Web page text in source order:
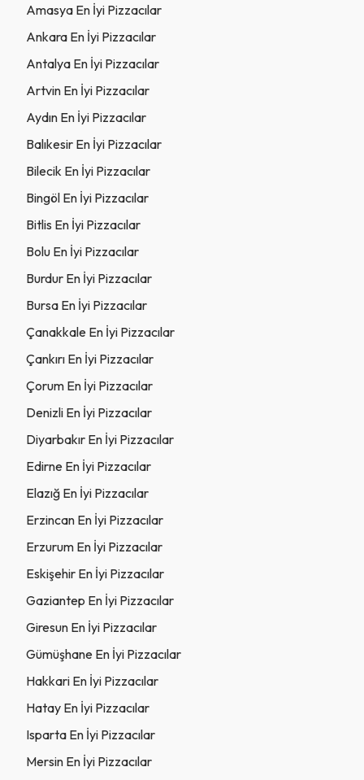
Amasya En İyi Pizzacılar
Ankara En İyi Pizzacılar
Antalya En İyi Pizzacılar
Artvin En İyi Pizzacılar
Aydın En İyi Pizzacılar
Balıkesir En İyi Pizzacılar
Bilecik En İyi Pizzacılar
Bingöl En İyi Pizzacılar
Bitlis En İyi Pizzacılar
Bolu En İyi Pizzacılar
Burdur En İyi Pizzacılar
Bursa En İyi Pizzacılar
Çanakkale En İyi Pizzacılar
Çankırı En İyi Pizzacılar
Çorum En İyi Pizzacılar
Denizli En İyi Pizzacılar
Diyarbakır En İyi Pizzacılar
Edirne En İyi Pizzacılar
Elazığ En İyi Pizzacılar
Erzincan En İyi Pizzacılar
Erzurum En İyi Pizzacılar
Eskişehir En İyi Pizzacılar
Gaziantep En İyi Pizzacılar
Giresun En İyi Pizzacılar
Gümüşhane En İyi Pizzacılar
Hakkari En İyi Pizzacılar
Hatay En İyi Pizzacılar
Isparta En İyi Pizzacılar
Mersin En İyi Pizzacılar